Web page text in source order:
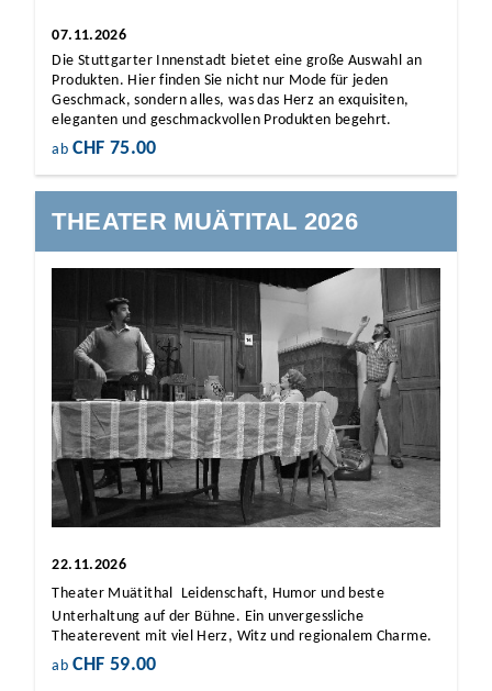
07.11.2026
Die Stuttgarter Innenstadt bietet eine große Auswahl an
Produkten. Hier finden Sie nicht nur Mode für jeden
Geschmack, sondern alles, was das Herz an exquisiten,
eleganten und geschmackvollen Produkten begehrt.
ab CHF 75.00
THEATER MUÄTITAL 2026
22.11.2026
Theater Muätithal  Leidenschaft, Humor und beste
Unterhaltung auf der Bühne. Ein unvergessliche
Theaterevent mit viel Herz, Witz und regionalem Charme.
ab CHF 59.00